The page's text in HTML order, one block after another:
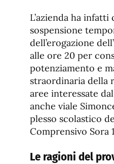
L’azienda ha
sospensione
dell’erogazione
alle ore 20 per
potenziamento e
straordinaria della
aree interessate
anche viale
plesso scolastico
Comprensivo Sora
Le ragioni del